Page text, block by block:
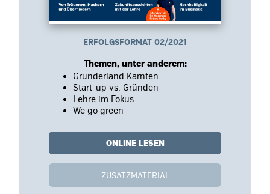
ERFOLGSFORMAT 02/2021
Themen, unter anderem:
Gründerland Kärnten
Start-up vs. Gründen
Lehre im Fokus
We go green
ONLINE LESEN
ZUSATZMATERIAL